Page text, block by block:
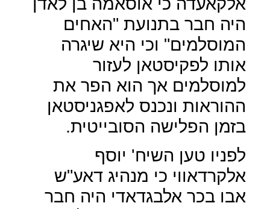
היה חבר בתנועת "האחים
המוסלמים" וכי היא שיגרה
אותו לפקיסטאן לעזור
למוסלמים אך הוא הפר את
ההוראות ונכנס לאפגניסטאן
בזמן הפלישה הסובייטית.
לפניו טען השיח' יוסף
אלקרדאווי כי מנהיג דאע"ש
אבו בכר אלבגדאדי היה חבר